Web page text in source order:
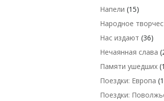
Напели (15)
Народное
Нас издают (36)
Нечаянная слава
Памяти ушедших
Поездки: Европа
Поездки: